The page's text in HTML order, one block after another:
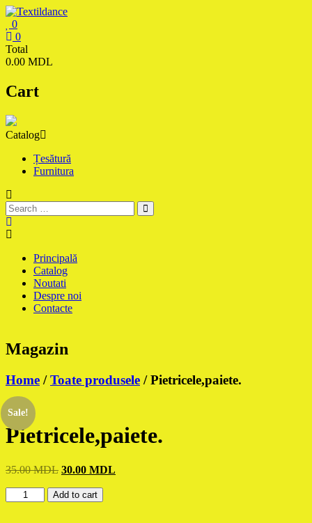
Skip
to
content
Textildance.md
0
0
Total
0.00 MDL
Cart
Catalog
Țesătură
Furnitura
Principală
Catalog
Noutati
Despre noi
Contacte
Magazin
Home /Toate produsele / Pietricele,paiete.
Sale!
Pietricele,paiete.
35.00MDL Original
was:
30.00 MDL
Pietricele,paiete.
quantity
Add to cart